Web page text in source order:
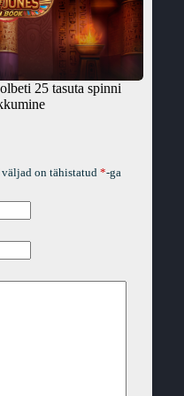
25 tasuta spinni
on tähistatud *-ga